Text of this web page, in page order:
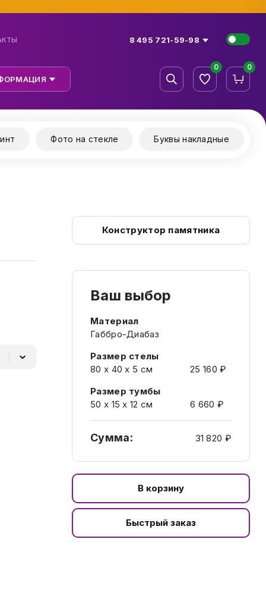
8 495 721-59-98
0 0
Фото на стекле Буквы накладные
Конструктор памятника
Ваш выбор
Материал
Габбро-Диабаз
Размер стелы
80 х 40 х 5 см
25 160 ₽
Размер тумбы
50 х 15 х 12 см
6 660 ₽
Сумма: 31 820 ₽
В корзину
Быстрый заказ